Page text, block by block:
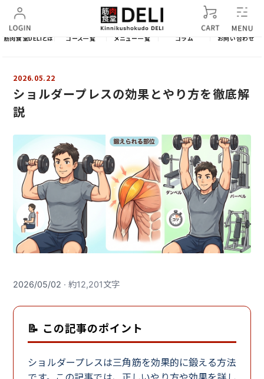
筋肉食堂DELIとは コース一覧 メニュー一覧 コラム お問い合わせ
2026.05.22
ショルダープレスの効果とやり方を徹底解
説
2026/05/02 · 約12,201文字
📝 この記事のポイント
ショルダープレスは三角筋を効果的に鍛える方法